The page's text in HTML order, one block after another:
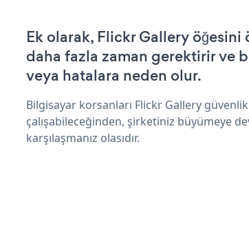
Ek olarak, Flickr Gallery
daha fazla zaman gerektirir ve
veya hatalara neden olur.
Bilgisayar korsanları Flickr Gallery
çalışabileceğinden, şirketiniz büyümeye
karşılaşmanız olasıdır.